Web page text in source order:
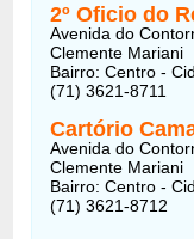
2º Oficio do
Avenida do
Clemente Mariani
Bairro: Centro -
(71) 3621-8711
Cartório
Avenida do
Clemente Mariani
Bairro: Centro -
(71) 3621-8712